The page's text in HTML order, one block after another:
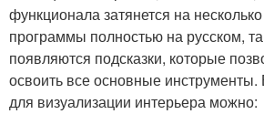
функционала затянется на
программы полностью на русском,
появляются подсказки, которые
освоить все основные
для визуализации интерьера можно: